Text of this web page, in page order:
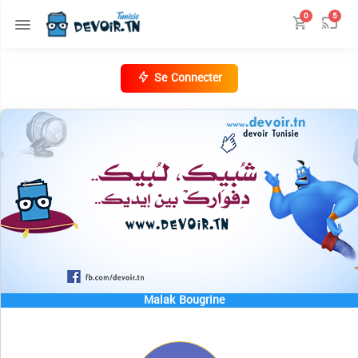
0 5
Se Connecter
Malak Bougrine